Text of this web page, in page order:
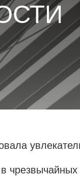
чрезвычайных